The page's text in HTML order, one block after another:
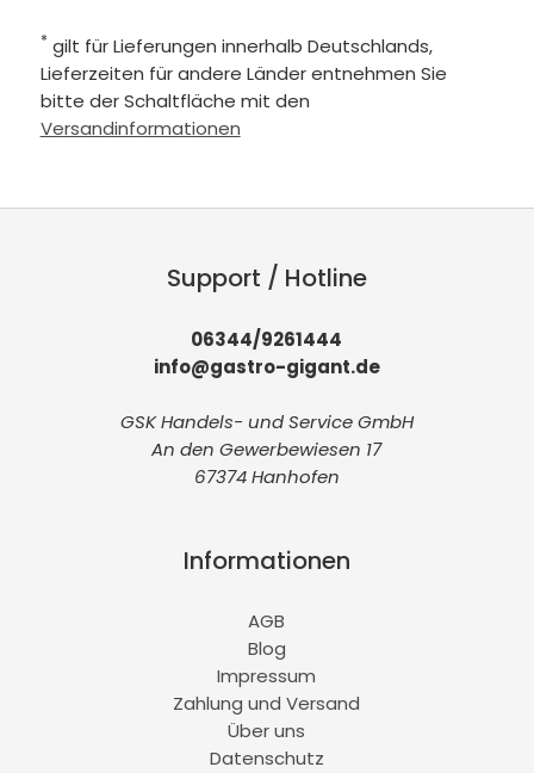
* gilt für Lieferungen innerhalb Deutschlands,
Lieferzeiten für andere Länder entnehmen Sie
bitte der Schaltfläche mit den
Versandinformationen
Support / Hotline
06344/9261444
info@gastro-gigant.de
GSK Handels- und Service GmbH
An den Gewerbewiesen 17
67374 Hanhofen
Informationen
AGB
Blog
Impressum
Zahlung und Versand
Über uns
Datenschutz